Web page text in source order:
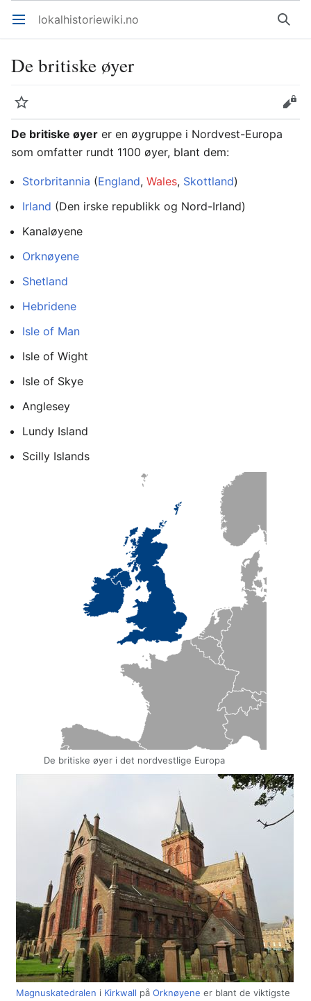
Åpne hovedmenyen lokalhistoriewiki.no Søk
De britiske øyer
Overvåk
Rediger
De britiske øyer er en øygruppe i Nordvest-Europa
som omfatter rundt 1100 øyer, blant dem:
Storbritannia (England, Wales, Skottland)
Irland (Den irske republikk og Nord-Irland)
Kanaløyene
Orknøyene
Shetland
Hebridene
Isle of Man
Isle of Wight
Isle of Skye
Anglesey
Lundy Island
Scilly Islands
De britiske øyer i det nordvestlige Europa
Magnuskatedralen i Kirkwall på Orknøyene er blant de viktigste